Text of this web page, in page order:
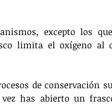
excepto los
limita el oxígeno al
de conservación
has abierto un